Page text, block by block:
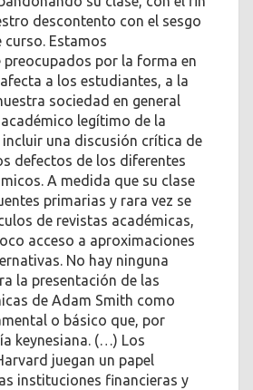
descontento con el sesgo
curso. Estamos
por la forma en
a los estudiantes, a la
sociedad en general
legítimo de la
una discusión crítica de
defectos de los diferentes
A medida que su clase
primarias y rara vez se
de revistas académicas,
acceso a aproximaciones
No hay ninguna
la presentación de las
de Adam Smith como
o básico que, por
keynesiana. (…) Los
juegan un papel
instituciones financieras y